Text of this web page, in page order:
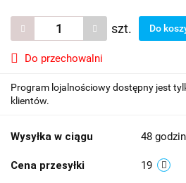
szt. Do
Do przechowalni
Program lojalnościowy dostępny jest
klientów.
Wysyłka w ciągu 48 godzin
Cena przesyłki 19